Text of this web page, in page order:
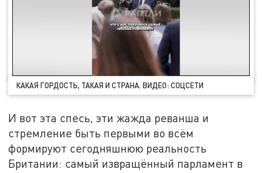
КАКАЯ ГОРДОСТЬ, ТАКАЯ И СТРАНА. ВИДЕО: СОЦСЕТИ
И вот эта спесь, эти жажда реванша и
стремление быть первыми во всём
формируют сегодняшнюю реальность
Британии: самый извращённый парламент в